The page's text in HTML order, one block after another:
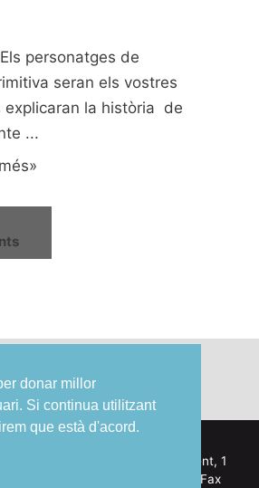
donar millor
Si continua utilitzant
que està d'acord.
Els personatges de
seran els vostres
explicaran la història de
...
Boi de Llobregat – Pl. Ajuntament, 1
Llobregat – Tel. 93 635 12 00 – Fax